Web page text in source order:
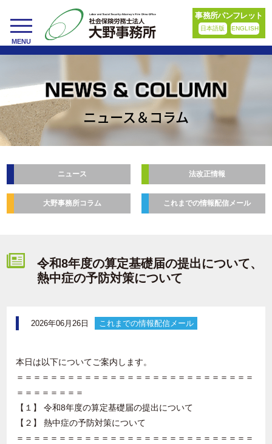
toggle
navigation
MENU
事務所パンフレット
日本語版 ENGLISH
ニュース＆コラム
ニュース 法改正情報
大野事務所コラム これまでの情報配信メール
令和8年度の算定基礎届の提出について、
熱中症の予防対策について
2026年06月26日 これまでの情報配信メール
本日は以下についてご案内します。
＝＝＝＝＝＝＝＝＝＝＝＝＝＝＝＝＝＝＝＝＝＝＝＝＝＝＝＝
＝＝＝＝＝＝＝＝
【１】 令和8年度の算定基礎届の提出について
【２】 熱中症の予防対策について
＝＝＝＝＝＝＝＝＝＝＝＝＝＝＝＝＝＝＝＝＝＝＝＝＝＝＝＝